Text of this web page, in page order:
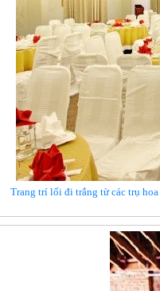
Trang trí lối đi trắng từ các trụ